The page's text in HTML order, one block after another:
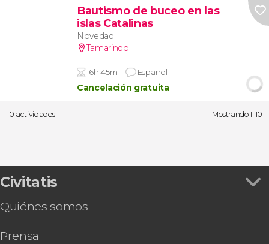
Bautismo de buceo en las
islas Catalinas
Novedad
Tamarindo
6h 45m Español
Cancelación gratuita
10 actividades Mostrando 1-10
Civitatis
Quiénes somos
Prensa